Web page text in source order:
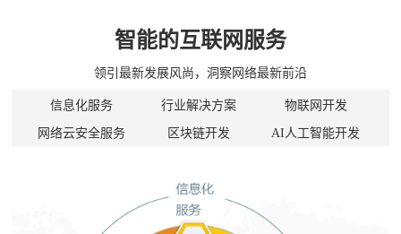
智能的互联网服务
领引最新发展风尚，洞察网络最新前沿
信息化服务 行业解决方案 物联网开发
网络云安全服务 区块链开发 AI人工智能开发